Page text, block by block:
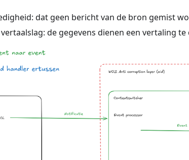
dat geen bericht van de bron gemist
de gegevens dienen een vertaling te